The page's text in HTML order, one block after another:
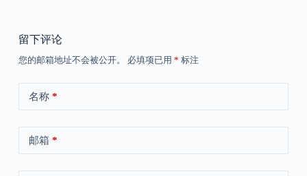
留下评论
您的邮箱地址不会被公开。 必填项已用 * 标注
名称*
邮箱 *